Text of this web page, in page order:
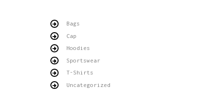
Bags
Cap
Hoodies
Sportswear
T-Shirts
Uncategorized